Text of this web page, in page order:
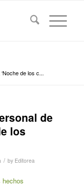
de los c...
de
los
/ by Editorea
hechos